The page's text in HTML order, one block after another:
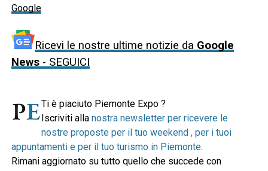
Google
Ricevi le nostre ultime notizie da Google
News- SEGUICI
Ti è piaciuto Piemonte Expo ?
Iscriviti alla nostra newsletter per ricevere le
nostre proposte per il tuo weekend , per i tuoi
appuntamenti e per il tuo turismo in Piemonte.
Rimani aggiornato su tutto quello che succede con